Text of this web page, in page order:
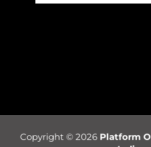
Copyright © 2026 Platform O